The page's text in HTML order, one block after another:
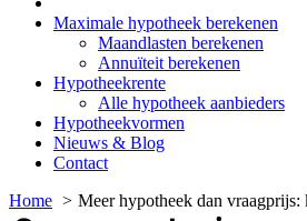
Maximale hypotheek berekenen
Maandlasten berekenen
Annuïteit berekenen
Hypotheekrente
Alle hypotheek aanbieders
Hypotheekvormen
Nieuws & Blog
Contact
Home
Meer hypotheek dan vraagprijs: